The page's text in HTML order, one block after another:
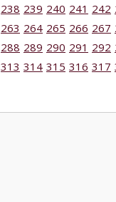
238 239 240 241 242
263 264 265 266 267
288 289 290 291 292
313 314 315 316 317